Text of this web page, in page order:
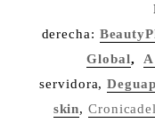
derecha:
Global,
servidora,
skin,